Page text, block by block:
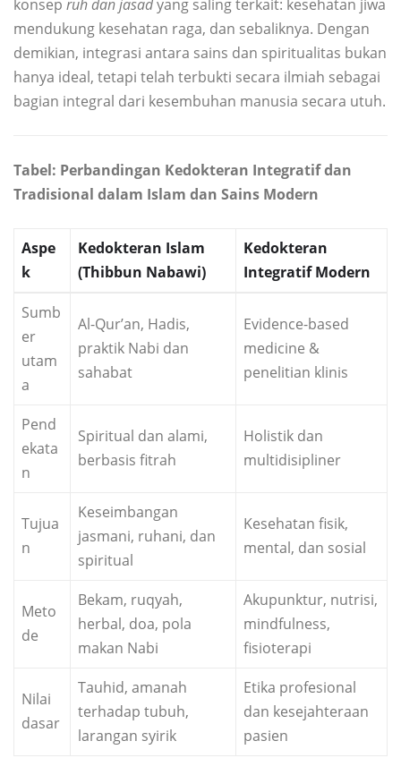
konsep ruh dan jasadyang saling terkait: kesehatan jiwa
mendukung kesehatan raga, dan sebaliknya. Dengan
demikian, integrasi antara sains dan spiritualitas bukan
hanya ideal, tetapi telah terbukti secara ilmiah sebagai
bagian integral dari kesembuhan manusia secara utuh.
Tabel: Perbandingan Kedokteran Integratif dan
Tradisional dalam Islam dan Sains Modern
Aspe
k
Kedokteran Islam
(Thibbun Nabawi)
Kedokteran
Integratif Modern
Sumb
er
utam
a
Al-Qur’an, Hadis,
praktik Nabi dan
sahabat
Evidence-based
medicine &
penelitian klinis
Pend
ekata
n
Spiritual dan alami,
berbasis fitrah
Holistik dan
multidisipliner
Tujua
n
Keseimbangan
jasmani, ruhani, dan
spiritual
Kesehatan fisik,
mental, dan sosial
Meto
de
Bekam, ruqyah,
herbal, doa, pola
makan Nabi
Akupunktur, nutrisi,
mindfulness,
fisioterapi
Nilai
dasar
Tauhid, amanah
terhadap tubuh,
larangan syirik
Etika profesional
dan kesejahteraan
pasien